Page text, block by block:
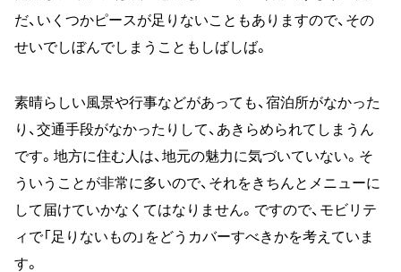
だ、いくつかピースが足りないこともありますので、その
せいでしぼんでしまうこともしばしば。
素晴らしい風景や行事などがあっても、宿泊所がなかった
り、交通手段がなかったりして、あきらめられてしまうん
です。地方に住む人は、地元の魅力に気づいていない。そ
ういうことが非常に多いので、それをきちんとメニューに
して届けていかなくてはなりません。ですので、モビリテ
ィで「足りないもの」をどうカバーすべきかを考えていま
す。